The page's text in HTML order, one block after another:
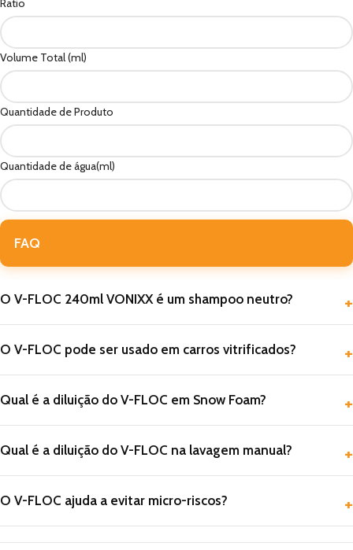
Volume Total (ml)
Quantidade de Produto
Quantidade de água(ml)
FAQ
O V-FLOC 240ml VONIXX é um shampoo neutro?
O V-FLOC pode ser usado em carros vitrificados?
Qual é a diluição do V-FLOC em Snow Foam?
Qual é a diluição do V-FLOC na lavagem manual?
O V-FLOC ajuda a evitar micro-riscos?